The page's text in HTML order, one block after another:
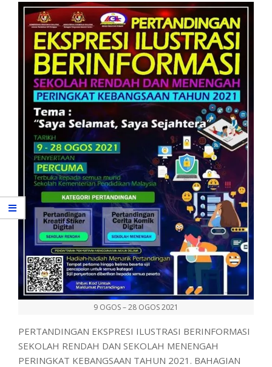
9 OGOS – 28 OGOS 2021
PERTANDINGAN EKSPRESI ILUSTRASI BERINFORMASI
SEKOLAH RENDAH DAN SEKOLAH MENENGAH
PERINGKAT KEBANGSAAN TAHUN 2021. BAHAGIAN